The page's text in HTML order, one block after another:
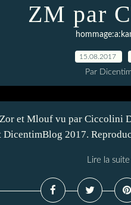
ZM par
15.08.2017
Par
et Mlouf vu par Ciccolini
2017.
Lire la suite